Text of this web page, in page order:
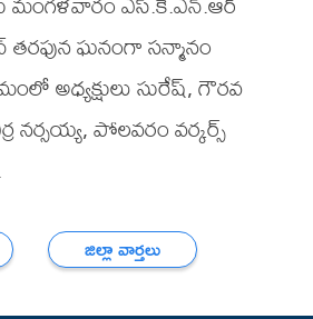
ఘనంగా సన్మానం
అధ్యక్షులు సురేష్, గౌరవ
నర్సయ్య, పోలవరం వర్కర్స్
జిల్లా వార్తలు